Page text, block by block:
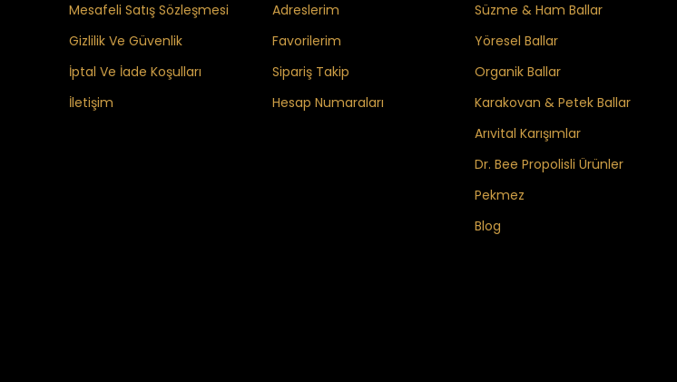
Mesafeli Satış Sözleşmesi
Gizlilik Ve Güvenlik
İptal Ve İade Koşulları
İletişim
Adreslerim
Favorilerim
Sipariş Takip
Hesap Numaraları
Süzme & Ham Ballar
Yöresel Ballar
Organik Ballar
Karakovan & Petek Ballar
Arıvital Karışımlar
Dr. Bee Propolisli Ürünler
Pekmez
Blog